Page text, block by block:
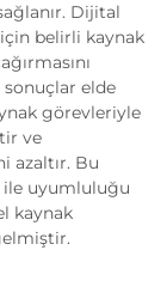
Dijital
belirli kaynak
elde
görevleriyle
ve
azaltır. Bu
ile uyumluluğu
kaynak